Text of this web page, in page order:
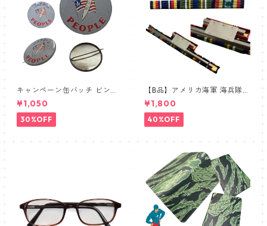
キャンペーン缶バッチ ビンテ
ージ vintage USA FLAG
¥1,050
30%OFF
【B品】アメリカ海軍 海兵隊
① リボンバー 略綬SALE
¥1,800
40%OFF